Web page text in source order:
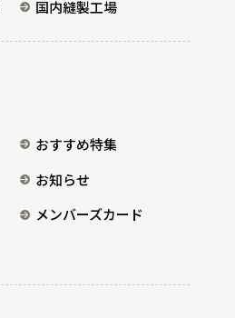
国内縫製工場
おすすめ特集
お知らせ
メンバーズカード